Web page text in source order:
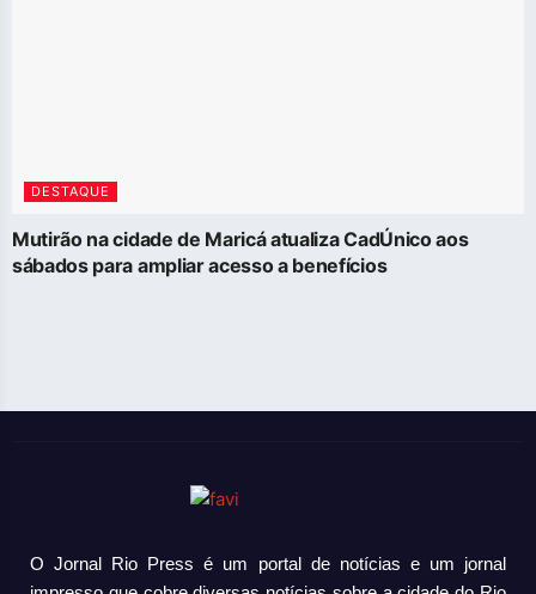
DESTAQUE
Mutirão na cidade de Maricá atualiza CadÚnico aos
sábados para ampliar acesso a benefícios
O Jornal Rio Press é um portal de notícias e um jornal